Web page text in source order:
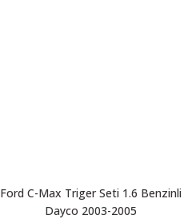
Ford C-Max Triger Seti 1.6 Benzinli
Dayco 2003-2005